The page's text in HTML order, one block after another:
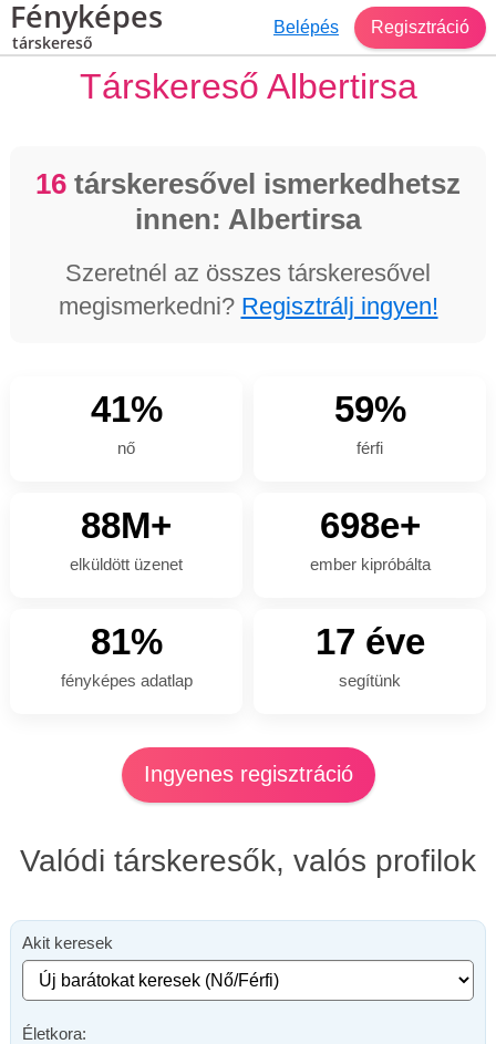
Fényképes
társkereső
Belépés Regisztráció
Társkereső Albertirsa
16 társkeresővel ismerkedhetsz
innen: Albertirsa
Szeretnél az összes társkeresővel
megismerkedni? Regisztrálj ingyen!
41%
nő
59%
férfi
88M+
elküldött üzenet
698e+
ember kipróbálta
81%
fényképes adatlap
17 éve
segítünk
Ingyenes regisztráció
Valódi társkeresők, valós profilok
Akit keresek
Életkora: